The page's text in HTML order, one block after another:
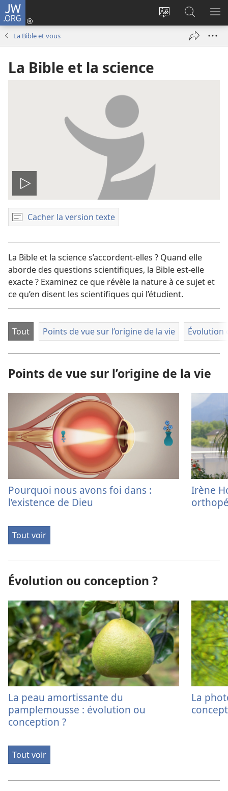
JW.ORG
Changer
langue
Se
connecter
fenêtre)
sur
JW.ORG
La Bible et vous
La Bible et la science
Lire
la
vidéo
Cacher la version texte
La Bible et la science s’accordent-elles ? Quand elle
aborde des questions scientifiques, la Bible est-elle
exacte ? Examinez ce que révèle la nature à ce sujet et
ce qu’en disent les scientifiques qui l’étudient.
Tout Points de vue sur l’origine de la vie Évolution
Points de vue sur l’origine de la vie
Pourquoi nous avons foi dans :
l’existence de Dieu
Irène
Tout voir
Évolution ou conception ?
La peau amortissante du
pamplemousse : évolution ou
conception ?
La
Tout voir